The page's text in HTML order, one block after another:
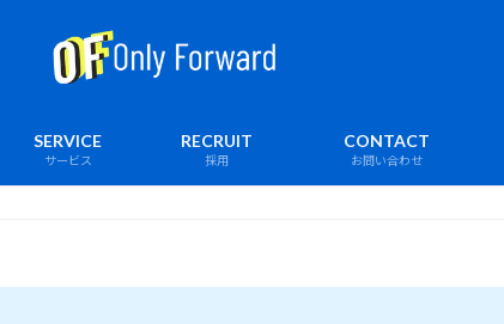
SERVICE
サービス
RECRUIT
採用
CONTACT
お問い合わせ